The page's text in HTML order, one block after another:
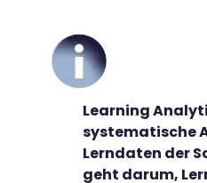
Learning
systematische
Lerndaten der
geht darum,